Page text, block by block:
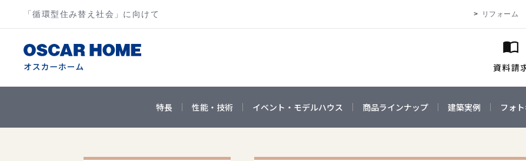
「循環型住み替え社会」に向けて リフォーム
特長 性能・技術 イベント・モデルハウス 商品ラインナップ 建築実例 フォ